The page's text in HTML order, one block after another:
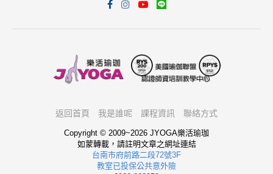
返回首頁 我是誰呢 課程資訊 聯絡方式
Copyright © 2009~2026 JYOGA樂活瑜珈
如蒙轉載，請註明文章之網址連結
台南市府前路二段72號3F
教室已投保公共意外險